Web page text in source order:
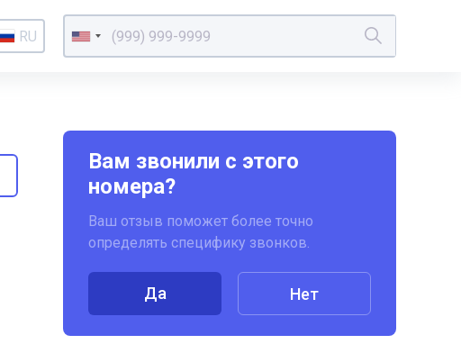
RU
Вам звонили с этого
номера?
Ваш отзыв поможет более точно
определять специфику звонков.
Да Нет